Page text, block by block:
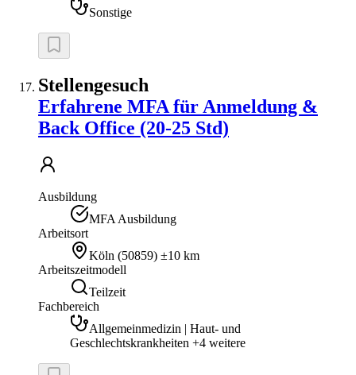
Sonstige
Stellengesuch
Erfahrene MFA für Anmeldung &
Back Office (20-25 Std)
Ausbildung
MFA Ausbildung
Arbeitsort
Köln (50859) ±10 km
Arbeitszeitmodell
Teilzeit
Fachbereich
Allgemeinmedizin | Haut- und
Geschlechtskrankheiten +4 weitere